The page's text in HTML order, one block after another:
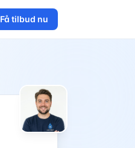
Få tilbud nu